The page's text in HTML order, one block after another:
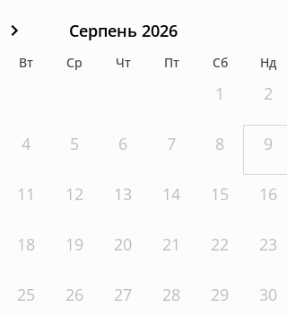
Серпень 2026
Вт Ср Чт Пт Сб Нд
1 2
4 5 6 7 8 9
11 12 13 14 15 16
18 19 20 21 22 23
25 26 27 28 29 30